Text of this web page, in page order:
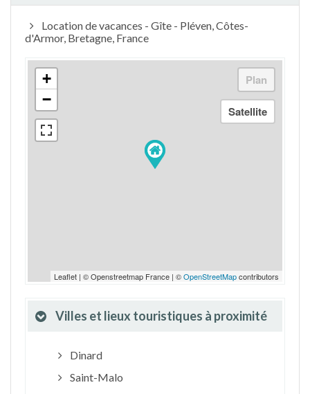
Location de vacances - Gîte - Pléven, Côtes-
d'Armor, Bretagne, France
+
−
Leaflet | © Openstreetmap France | ©OpenStreetMapcontributors
Villes et lieux touristiques à proximité
Dinard
Saint-Malo